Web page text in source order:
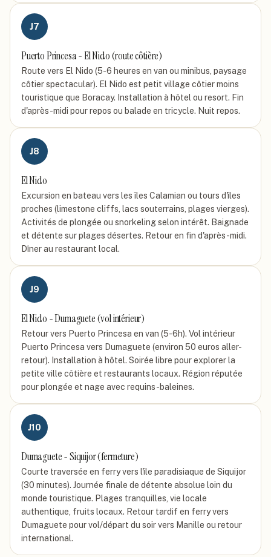
J7
Puerto Princesa - El Nido (route côtière)
Route vers El Nido (5-6 heures en van ou minibus, paysage
côtier spectacular). El Nido est petit village côtier moins
touristique que Boracay. Installation à hôtel ou resort. Fin
d'après-midi pour repos ou balade en tricycle. Nuit repos.
J8
El Nido
Excursion en bateau vers les îles Calamian ou tours d'îles
proches (limestone cliffs, lacs souterrains, plages vierges).
Activités de plongée ou snorkeling selon intérêt. Baignade
et détente sur plages désertes. Retour en fin d'après-midi.
Dîner au restaurant local.
J9
El Nido - Dumaguete (vol intérieur)
Retour vers Puerto Princesa en van (5-6h). Vol intérieur
Puerto Princesa vers Dumaguete (environ 50 euros aller-
retour). Installation à hôtel. Soirée libre pour explorer la
petite ville côtière et restaurants locaux. Région réputée
pour plongée et nage avec requins-baleines.
J10
Dumaguete - Siquijor (fermeture)
Courte traversée en ferry vers l'île paradisiaque de Siquijor
(30 minutes). Journée finale de détente absolue loin du
monde touristique. Plages tranquilles, vie locale
authentique, fruits locaux. Retour tardif en ferry vers
Dumaguete pour vol/départ du soir vers Manille ou retour
international.